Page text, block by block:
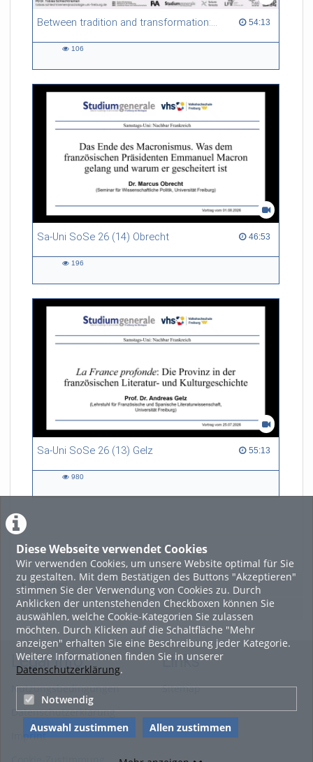
Diese Webseite verwendet Cookies
Wir verwenden Cookies, um unsere Website optimal für Sie
zu gestalten. Mit dem Bestätigen des Buttons "Akzeptieren"
stimmen Sie der Verwendung von Cookies zu. Durch
Anklicken der untenstehenden Checkboxen können Sie
auswählen, welche Cookie-Kategorien Sie zulassen
möchten. Durch Klicken auf die Schaltfläche "Mehr
anzeigen" erhalten Sie eine Beschreibung jeder Kategorie.
Weitere Informationen finden Sie in unserer
Datenschutzerklärung.
Notwendig
Auswahl zustimmen Allen zustimmen
Between tradition and transformation: how owners, advisers and institutions co-create knowledge for resilient forests in Europe 54:13
54:13 duration
106
Sa-Uni SoSe 26 (14) Obrecht 46:53
46:53 duration
196
Sa-Uni SoSe 26 (13) Gelz 55:13
55:13 duration
980
LADE MEHR
Featured
Beliebtheit
Legal Info
Nutzungsbedingungen
Datenschutzerklärung
Imprint
Links
Sitemap